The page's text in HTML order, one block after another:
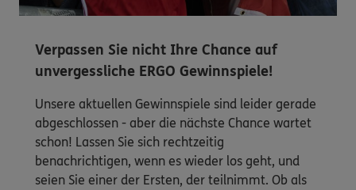
Verpassen Sie nicht Ihre Chance auf
unvergessliche ERGO Gewinnspiele!
Unsere aktuellen Gewinnspiele sind leider gerade
abgeschlossen - aber die nächste Chance wartet
schon! Lassen Sie sich rechtzeitig
benachrichtigen, wenn es wieder los geht, und
seien Sie einer der Ersten, der teilnimmt. Ob als